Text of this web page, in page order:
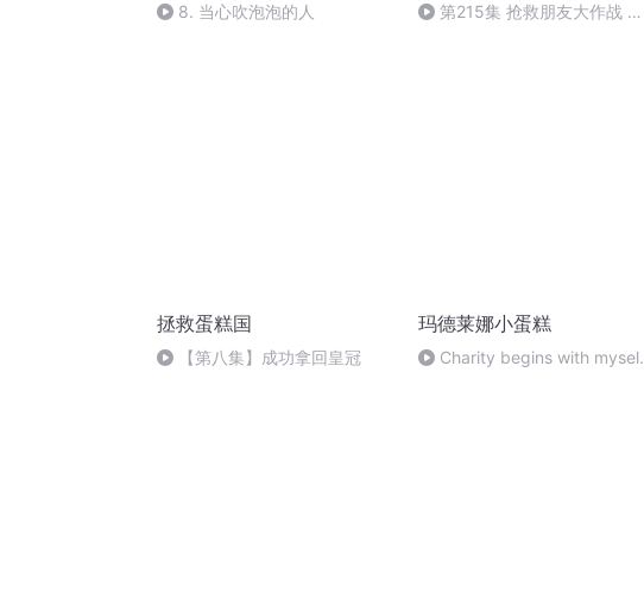
8. 当心吹泡泡的人
第215集 抢救朋友大作战 不
拯救蛋糕国
【第八集】成功拿回皇冠
玛德莱娜小蛋糕
Charity begins with myself